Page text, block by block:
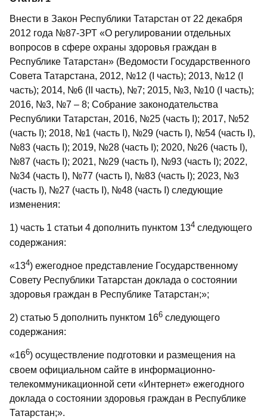
Внести в Закон Республики Татарстан от 22 декабря
2012 года №87-ЗРТ «О регулировании отдельных
вопросов в сфере охраны здоровья граждан в
Республике Татарстан» (Ведомости Государственного
Совета Татарстана, 2012, №12 (I часть); 2013, №12 (I
часть); 2014, №6 (II часть), №7; 2015, №3, №10 (I часть);
2016, №3, №7 – 8; Собрание законодательства
Республики Татарстан, 2016, №25 (часть I); 2017, №52
(часть I); 2018, №1 (часть I), №29 (часть I), №54 (часть I),
№83 (часть I); 2019, №28 (часть I); 2020, №26 (часть I),
№87 (часть I); 2021, №29 (часть I), №93 (часть I); 2022,
№34 (часть I), №77 (часть I), №83 (часть I); 2023, №3
(часть I), №27 (часть I), №48 (часть I) следующие
изменения:
1) часть 1 статьи 4 дополнить пунктом 134 следующего
содержания:
«134) ежегодное представление Государственному
Совету Республики Татарстан доклада о состоянии
здоровья граждан в Республике Татарстан;»;
2) статью 5 дополнить пунктом 166 следующего
содержания:
«166) осуществление подготовки и размещения на
своем официальном сайте в информационно-
телекоммуникационной сети «Интернет» ежегодного
доклада о состоянии здоровья граждан в Республике
Татарстан;».